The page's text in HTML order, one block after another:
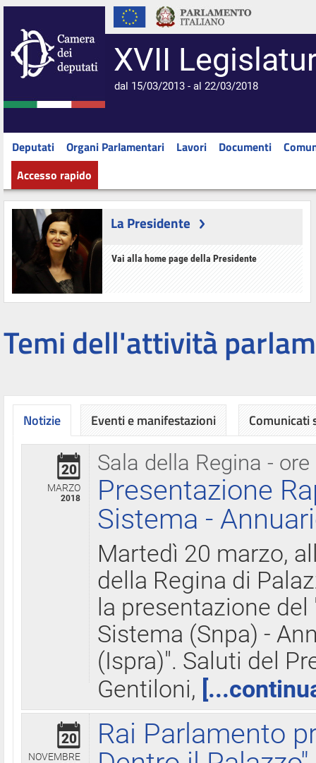
XVII
dal 15/03/2013 - al 22/03/2018
Deputati Organi Parlamentari Lavori Documenti
Accesso rapido
La Presidente
Vai alla home page della Presidente
Temi dell'attività
Notizie
Sala della Regina - ore
20
MARZO
2018
Presentazione
Sistema -
Martedì 20 marzo,
della Regina di
la presentazione
Sistema (Snpa) -
(Ispra)". Saluti del
Gentiloni,
20
NOVEMBRE
Rai Parlamento
Eventi e manifestazioni Comunicati